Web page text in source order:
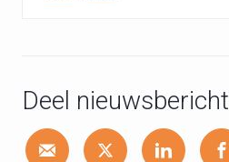
Deel nieuwsbericht